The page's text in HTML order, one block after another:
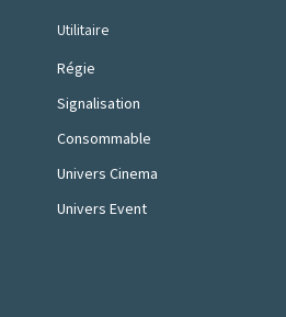
Utilitaire
Régie
Signalisation
Consommable
Univers Cinema
Univers Event